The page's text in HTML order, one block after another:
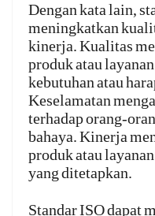
Dengan kata lain,
meningkatkan
kinerja.Kualitas
produk atau
kebutuhan atau
Keselamatan
terhadap orang-
bahaya. Kinerja
produk atau
yang ditetapkan.
Standar ISO dapat